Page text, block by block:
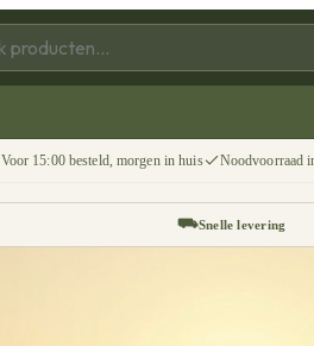
Voor 15:00 besteld, morgen in huis Noodvoorraad
⛟Snelle levering